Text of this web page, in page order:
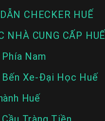
CHECKER HUẾ
NHÀ CUNG CẤP HUẾ
Nam
Bến Xe-Đại Học Huế
Huế